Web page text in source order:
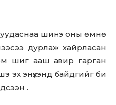
шинэ оны өмнө
дурлаж хайрласан
шиг ааш авир гарган
эх энүүхэнд байдгийг би
.